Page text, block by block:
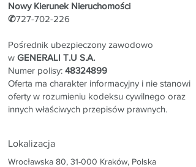
Nowy Kierunek Nieruchomości
✆727-702-226
Pośrednik ubezpieczony zawodowo
w GENERALI T.U S.A.
Numer polisy: 48324899
Oferta ma charakter informacyjny i nie stanowi
oferty w rozumieniu kodeksu cywilnego oraz
innych właściwych przepisów prawnych.
Lokalizacja
Wrocławska 80, 31-000 Kraków, Polska